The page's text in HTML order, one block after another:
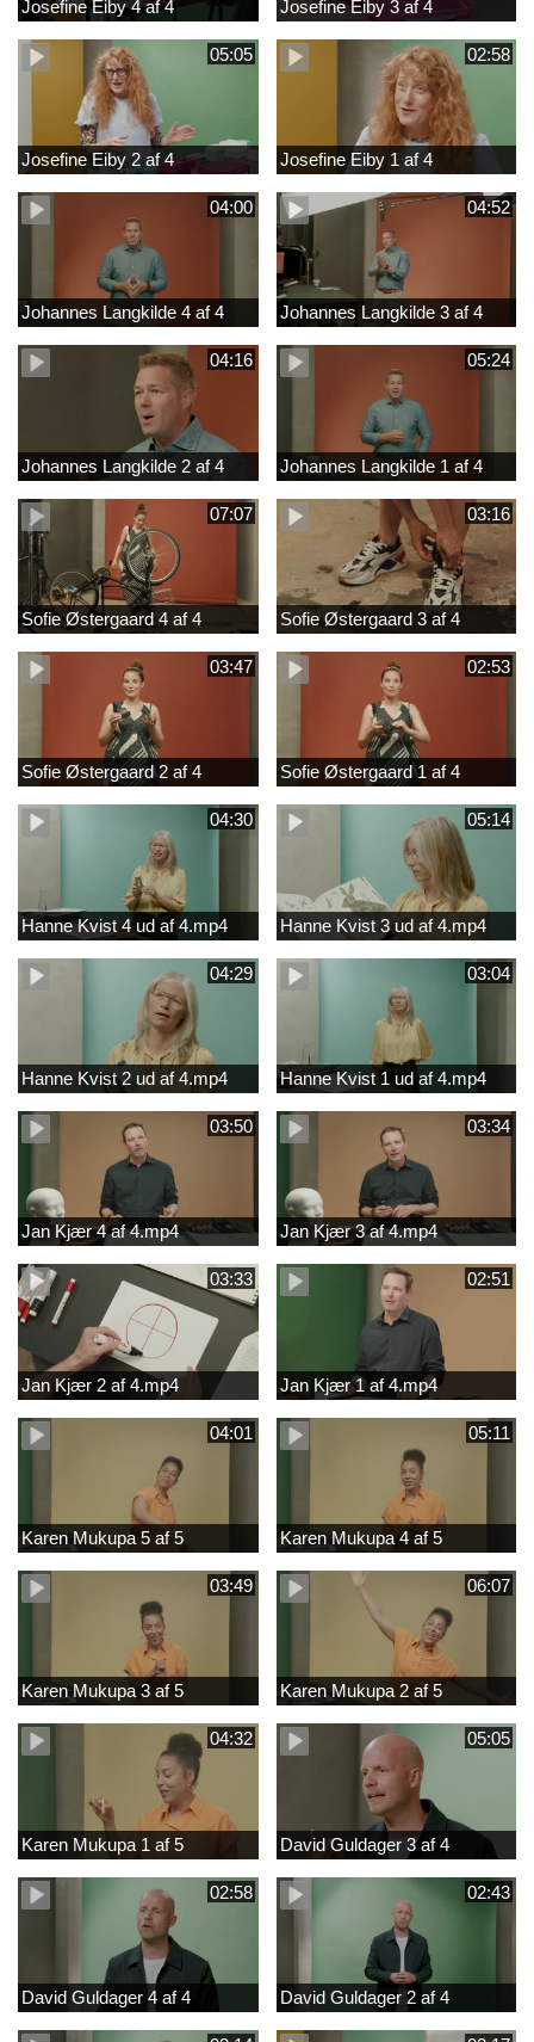
Josefine Eiby 4 af 4 Josefine Eiby 3 af 4
05:05
Josefine Eiby 2 af 4
02:58
Josefine Eiby 1 af 4
04:00
Johannes Langkilde 4 af 4
04:52
Johannes Langkilde 3 af 4
04:16
Johannes Langkilde 2 af 4
05:24
Johannes Langkilde 1 af 4
07:07
Sofie Østergaard 4 af 4
03:16
Sofie Østergaard 3 af 4
03:47
Sofie Østergaard 2 af 4
02:53
Sofie Østergaard 1 af 4
04:30
Hanne Kvist 4 ud af 4.mp4
05:14
Hanne Kvist 3 ud af 4.mp4
04:29
Hanne Kvist 2 ud af 4.mp4
03:04
Hanne Kvist 1 ud af 4.mp4
03:50
Jan Kjær 4 af 4.mp4
03:34
Jan Kjær 3 af 4.mp4
03:33
Jan Kjær 2 af 4.mp4
02:51
Jan Kjær 1 af 4.mp4
04:01
Karen Mukupa 5 af 5
05:11
Karen Mukupa 4 af 5
03:49
Karen Mukupa 3 af 5
06:07
Karen Mukupa 2 af 5
04:32
Karen Mukupa 1 af 5
05:05
David Guldager 3 af 4
02:58
David Guldager 4 af 4
02:43
David Guldager 2 af 4